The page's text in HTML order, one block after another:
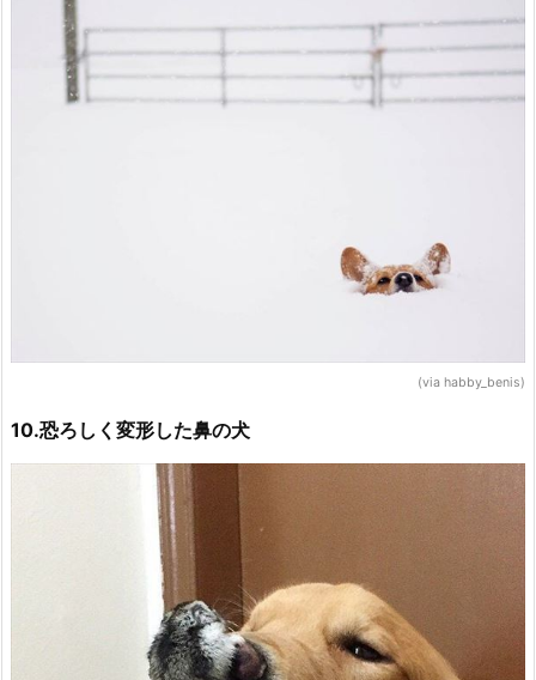
(via habby_benis)
10.恐ろしく変形した鼻の犬